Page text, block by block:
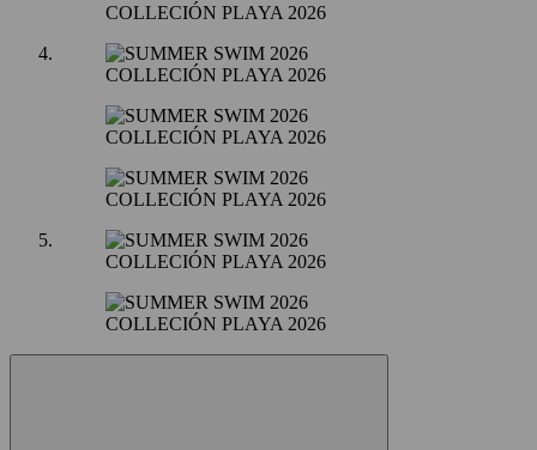
COLLECIÓN PLAYA 2026
COLLECIÓN PLAYA 2026
COLLECIÓN PLAYA 2026
COLLECIÓN PLAYA 2026
COLLECIÓN PLAYA 2026
COLLECIÓN PLAYA 2026